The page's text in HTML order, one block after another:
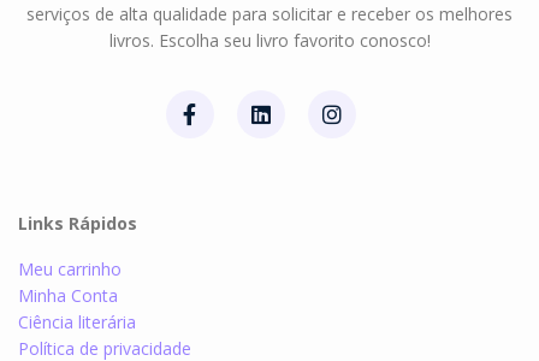
serviços de alta qualidade para solicitar e receber os melhores
livros. Escolha seu livro favorito conosco!
Links Rápidos
Meu carrinho
Minha Conta
Ciência literária
Política de privacidade